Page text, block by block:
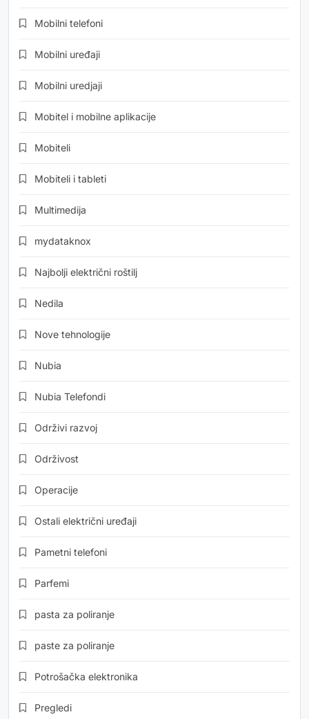
Mobilni telefoni
Mobilni uređaji
Mobilni uredjaji
Mobitel i mobilne aplikacije
Mobiteli
Mobiteli i tableti
Multimedija
mydataknox
Najbolji električni roštilj
Nedila
Nove tehnologije
Nubia
Nubia Telefondi
Održivi razvoj
Održivost
Operacije
Ostali električni uređaji
Pametni telefoni
Parfemi
pasta za poliranje
paste za poliranje
Potrošačka elektronika
Pregledi